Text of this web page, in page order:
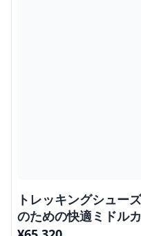
トレッキングシュー
のための快適ミドル